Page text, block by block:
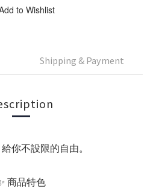
to Wishlist
Shipping & Payment
你不設限的自由。
商品特色